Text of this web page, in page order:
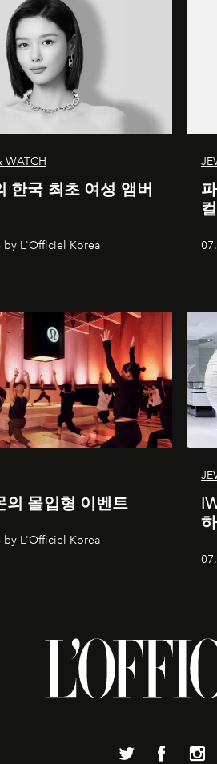
WATCH
한국 최초 여성 앰버
by L'Officiel Korea
의 몰입형 이벤트
by L'Officiel Korea